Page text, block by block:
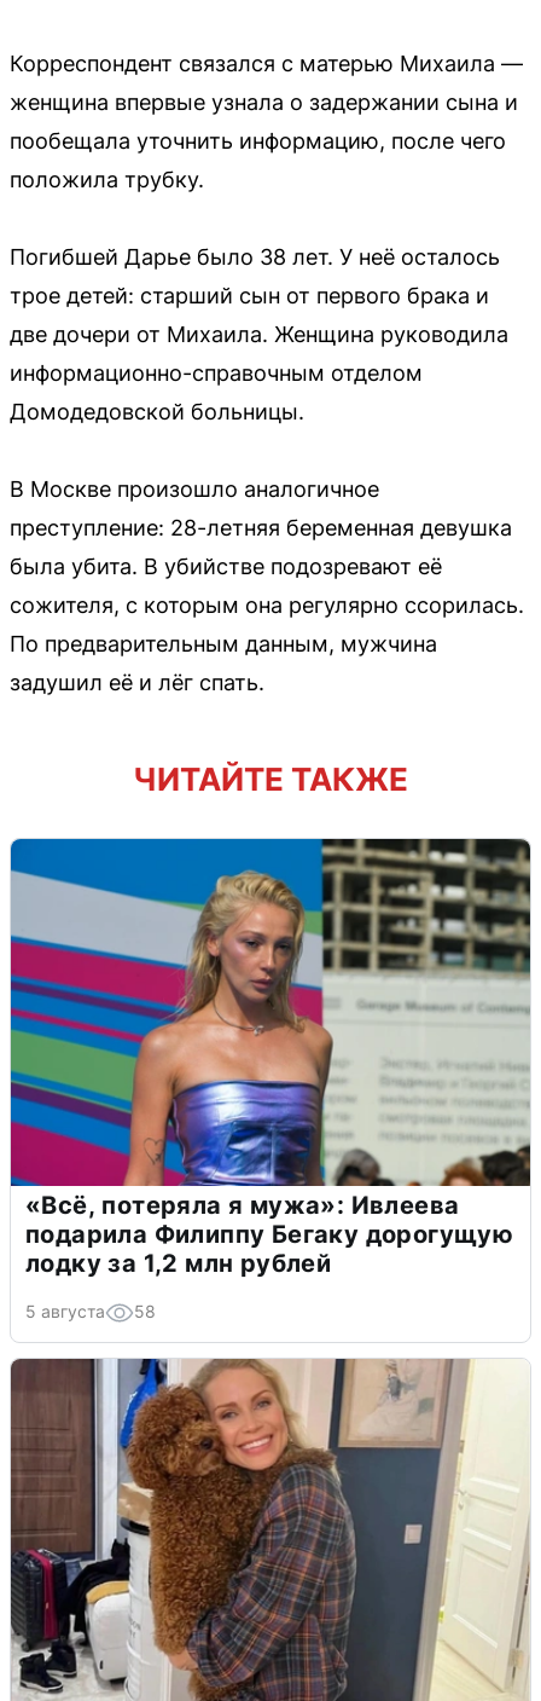
Корреспондент связался с матерью Михаила —
женщина впервые узнала о задержании сына и
пообещала уточнить информацию, после чего
положила трубку.
Погибшей Дарье было 38 лет. У неё осталось
трое детей: старший сын от первого брака и
две дочери от Михаила. Женщина руководила
информационно-справочным отделом
Домодедовской больницы.
В Москве произошло аналогичное
преступление: 28-летняя беременная девушка
была убита. В убийстве подозревают её
сожителя, с которым она регулярно ссорилась.
По предварительным данным, мужчина
задушил её и лёг спать.
ЧИТАЙТЕ ТАКЖЕ
«Всё, потеряла я мужа»: Ивлеева
подарила Филиппу Бегаку дорогущую
лодку за 1,2 млн рублей
5 августа 58